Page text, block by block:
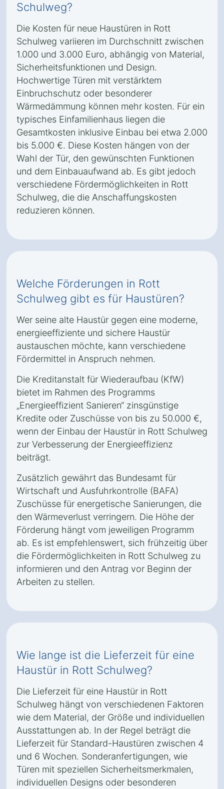
Schulweg?
Die Kosten für neue Haustüren in Rott
Schulweg variieren im Durchschnitt zwischen
1.000 und 3.000 Euro, abhängig von Material,
Sicherheitsfunktionen und Design.
Hochwertige Türen mit verstärktem
Einbruchschutz oder besonderer
Wärmedämmung können mehr kosten. Für ein
typisches Einfamilienhaus liegen die
Gesamtkosten inklusive Einbau bei etwa 2.000
bis 5.000 €. Diese Kosten hängen von der
Wahl der Tür, den gewünschten Funktionen
und dem Einbauaufwand ab. Es gibt jedoch
verschiedene Fördermöglichkeiten in Rott
Schulweg, die die Anschaffungskosten
reduzieren können.
Welche Förderungen in Rott
Schulweg gibt es für Haustüren?
Wer seine alte Haustür gegen eine moderne,
energieeffiziente und sichere Haustür
austauschen möchte, kann verschiedene
Fördermittel in Anspruch nehmen.
Die Kreditanstalt für Wiederaufbau (KfW)
bietet im Rahmen des Programms
„Energieeffizient Sanieren“ zinsgünstige
Kredite oder Zuschüsse von bis zu 50.000 €,
wenn der Einbau der Haustür in Rott Schulweg
zur Verbesserung der Energieeffizienz
beiträgt.
Zusätzlich gewährt das Bundesamt für
Wirtschaft und Ausfuhrkontrolle (BAFA)
Zuschüsse für energetische Sanierungen, die
den Wärmeverlust verringern. Die Höhe der
Förderung hängt vom jeweiligen Programm
ab. Es ist empfehlenswert, sich frühzeitig über
die Fördermöglichkeiten in Rott Schulweg zu
informieren und den Antrag vor Beginn der
Arbeiten zu stellen.
Wie lange ist die Lieferzeit für eine
Haustür in Rott Schulweg?
Die Lieferzeit für eine Haustür in Rott
Schulweg hängt von verschiedenen Faktoren
wie dem Material, der Größe und individuellen
Ausstattungen ab. In der Regel beträgt die
Lieferzeit für Standard-Haustüren zwischen 4
und 6 Wochen. Sonderanfertigungen, wie
Türen mit speziellen Sicherheitsmerkmalen,
individuellen Designs oder besonderen